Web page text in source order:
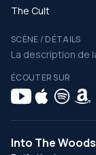
The Cult
SCÈNE / DÉTAILS
La description de
ÉCOUTER SUR
Into The Woods